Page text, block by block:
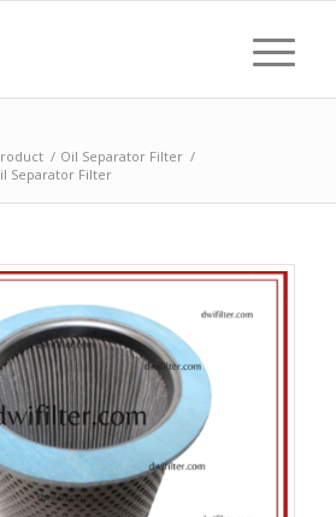
/ Oil Separator Filter /
Separator Filter